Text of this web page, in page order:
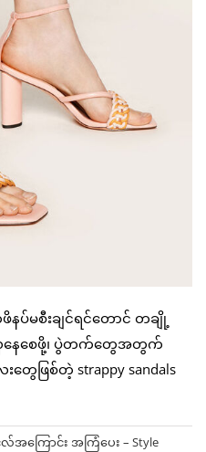
မစီးချင်ရင်တောင် တချို့
ေစေဖို့၊ ပွဲတက်တွေအတွက်
ေဖြစ်တဲ့ strappy sandals
အကြောင်း အကြံပေး – Style